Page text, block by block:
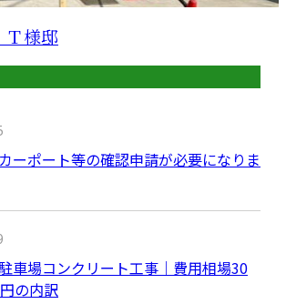
様邸
ーポート等の確認申請が必要になりま
車場コンクリート工事｜費用相場30
の内訳